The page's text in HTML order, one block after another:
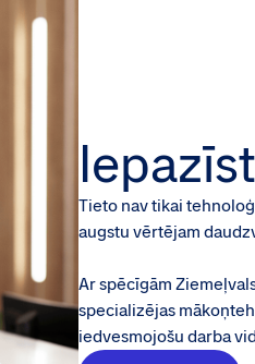
Tieto nav tikai
augstu vērtējam
Ar spēcīgām
specializējas
iedvesmojošu darba